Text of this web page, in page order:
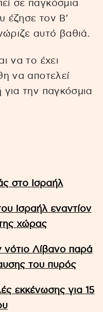
σε παγκόσμια
έζησε τον Β’
αυτό βαθιά.
να το έχει
να αποτελεί
για την παγκόσμια
στο Ισραήλ
Ισραήλ εναντίον
χώρας
νότιο Λίβανο παρά
του πυρός
εκκένωσης για 15